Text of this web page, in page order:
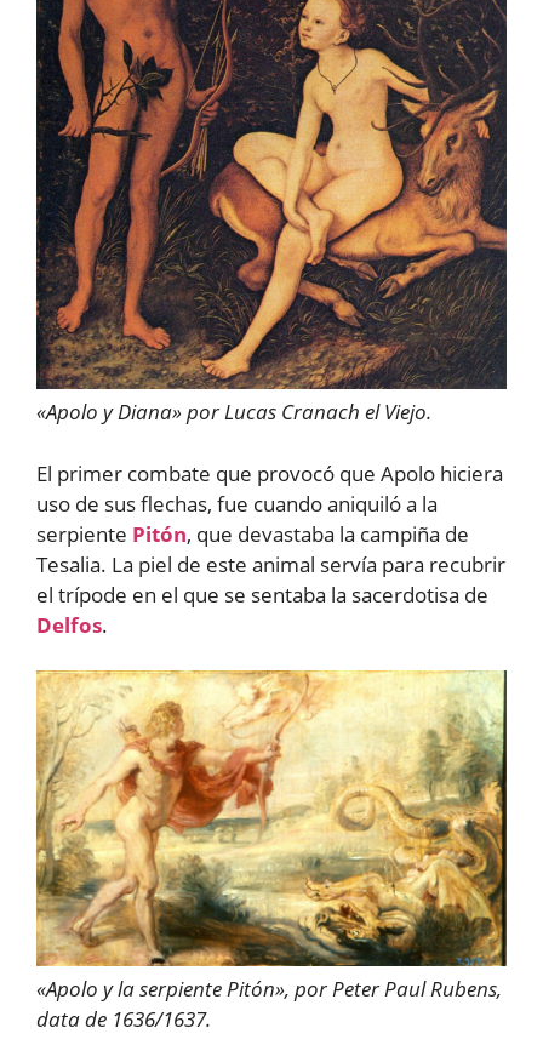
«Apolo y Diana» por Lucas Cranach el Viejo.
El primer combate que provocó que Apolo hiciera
uso de sus flechas, fue cuando aniquiló a la
serpiente Pitón, que devastaba la campiña de
Tesalia. La piel de este animal servía para recubrir
el trípode en el que se sentaba la sacerdotisa de
Delfos.
«Apolo y la serpiente Pitón», por Peter Paul Rubens,
data de 1636/1637.